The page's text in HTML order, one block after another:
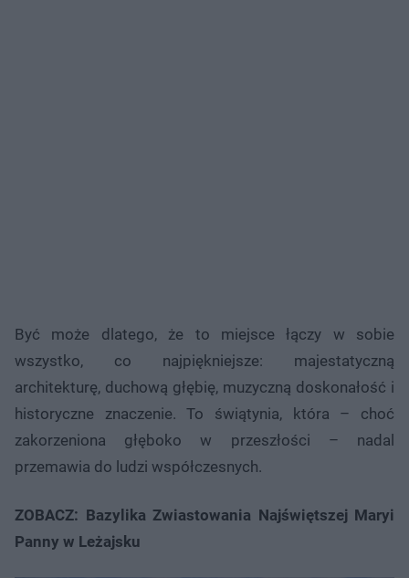
Być może dlatego, że to miejsce łączy w sobie
wszystko, co najpiękniejsze: majestatyczną
architekturę, duchową głębię, muzyczną doskonałość i
historyczne znaczenie. To świątynia, która – choć
zakorzeniona głęboko w przeszłości – nadal
przemawia do ludzi współczesnych.
ZOBACZ: Bazylika Zwiastowania Najświętszej Maryi
Panny w Leżajsku